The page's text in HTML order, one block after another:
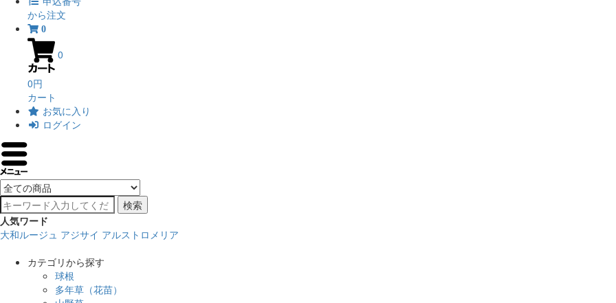
から注文
0
0
0円
カート
お気に入り
ログイン
検索
人気ワード
大和ルージュ アジサイ アルストロメリア
カテゴリから探す
球根
多年草（花苗）